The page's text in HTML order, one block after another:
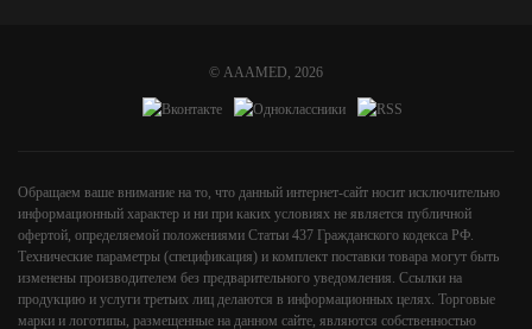
© AAAMED, 2026
Обращаем ваше внимание на то, что данный интернет-сайт носит исключительно
информационный характер и ни при каких условиях не является публичной
офертой, определяемой положениями Статьи 437 Гражданского кодекса РФ.
Технические параметры (спецификация) и комплект поставки товара могут быть
изменены производителем без предварительного уведомления. Ссылки на
продукцию и услуги третьих лиц делаются в информационных целях. Торговые
марки и логотипы, размещенные на данном сайте, являются собственностью